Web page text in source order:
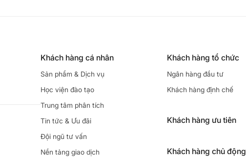
Khách hàng cá nhân
Sản phẩm & Dịch vụ
Học viện đào tạo
Trung tâm phân tích
Tin tức & Ưu đãi
Đội ngũ tư vấn
Nền tảng giao dịch
Khách hàng tổ chức
Ngân hàng đầu tư
Khách hàng định chế
Khách hàng ưu tiên
Khách hàng chủ động